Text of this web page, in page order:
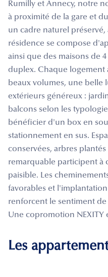
Rumilly et Annecy, notre
à proximité de la gare et
un cadre naturel
résidence se compose
ainsi que des maisons de
duplex. Chaque
beaux volumes, une belle
extérieurs généreux :
balcons selon les
bénéficier d'un box en
stationnement en sus.
conservées, arbres
remarquable participent à
paisible. Les
favorables et
renforcent le sentiment
Une copromotion NEXITY
Les